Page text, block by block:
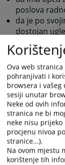
poslova
da je po
dostojan
da nije
kaznu
kazneno
obavljanje
da ispunjava
drugim
ustrojstvu i
Posebni uvjeti
da posjeduje
da
da ima
Ova web
pohranjivati i
browsera i
sesiji unutar
Neke od ovih
stranica ne bi
neke nisu
procjenu nivoa
stranice...).
Na ovom mjestu
korištenje tih